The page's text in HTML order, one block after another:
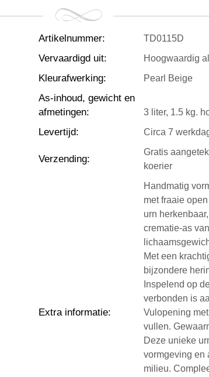
Artikelnummer: TD0115D
Vervaardigd uit: Hoogwaardig
Kleurafwerking: Pearl Beige
As-inhoud, gewicht en
afmetingen: 3 liter, 1.5 kg.
Levertijd: Circa 7
Verzending:
Gratis
koerier
Extra informatie:
Handmatig
met fraaie
urn
crematie-as
Met een
bijzondere
Inspelend op
verbonden is
Vulopening
vullen.
Deze unieke
vormgeving en
milieu.